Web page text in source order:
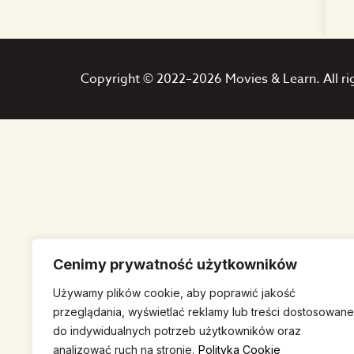
Cenimy prywatność użytkowników
Używamy plików cookie, aby poprawić jakość
przeglądania, wyświetlać reklamy lub treści dostosowane
do indywidualnych potrzeb użytkowników oraz
analizować ruch na stronie. Polityka Cookie
Copyright © 2022–2026 Movies & Learn. All